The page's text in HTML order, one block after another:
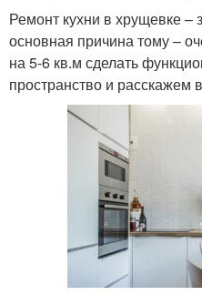
Ремонт кухни в хрущевке –
основная причина тому –
на 5-6 кв.м сделать
пространство и расскажем